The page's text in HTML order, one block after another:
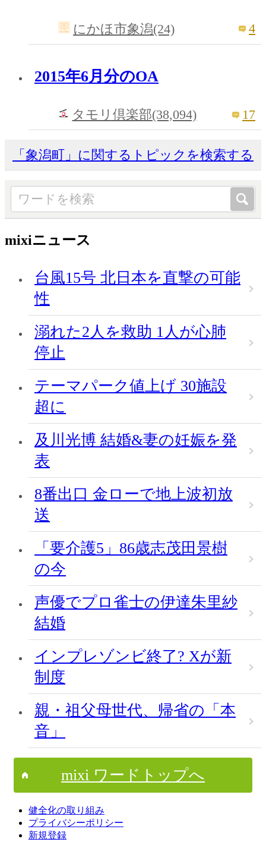
にかほ市象潟(24) 4
2015年6月分のOA
タモリ倶楽部(38,094) 17
「象潟町」に関するトピックを検索する
mixiニュース
台風15号 北日本を直撃の可能
性
溺れた2人を救助 1人が心肺
停止
テーマパーク値上げ 30施設
超に
及川光博 結婚&妻の妊娠を発
表
8番出口 金ローで地上波初放
送
「要介護5」86歳志茂田景樹
の今
声優でプロ雀士の伊達朱里紗
結婚
インプレゾンビ終了? Xが新
制度
親・祖父母世代、帰省の「本
音」
mixi ワードトップへ
健全化の取り組み
プライバシーポリシー
新規登録